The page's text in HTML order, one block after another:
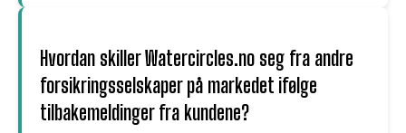
Hvordan skiller Watercircles.no seg fra andre
forsikringsselskaper på markedet ifølge
tilbakemeldinger fra kundene?